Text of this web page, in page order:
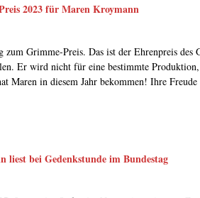
2023 für Maren Kroymann
zum Grimme-Preis. Das ist der Ehrenpreis des
Er wird nicht für eine bestimmte
Maren in diesem Jahr bekommen! Ihre
liest bei Gedenkstunde im Bundestag